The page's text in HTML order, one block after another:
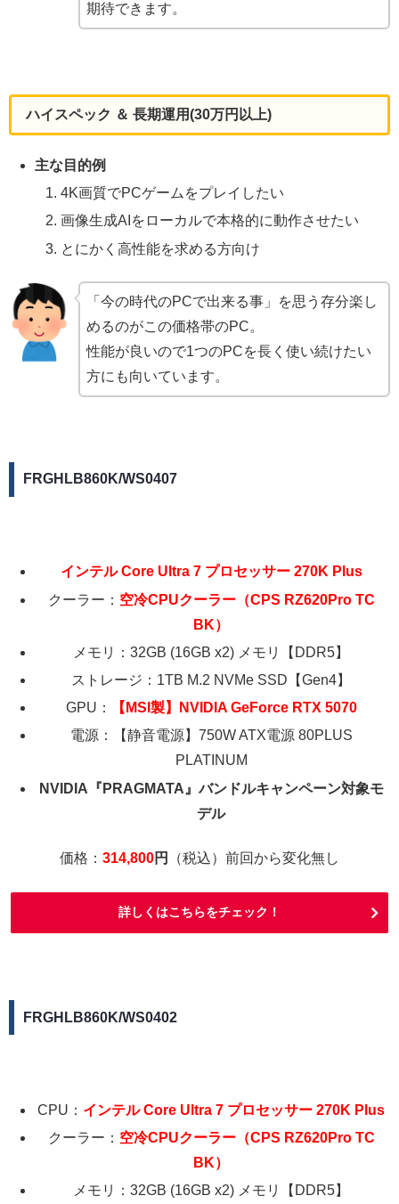
期待できます。
ハイスペック ＆ 長期運用(30万円以上)
主な目的例
4K画質でPCゲームをプレイしたい
画像生成AIをローカルで本格的に動作させたい
とにかく高性能を求める方向け
「今の時代のPCで出来る事」を思う存分楽し
めるのがこの価格帯のPC。
性能が良いので1つのPCを長く使い続けたい
方にも向いています。
FRGHLB860K/WS0407
インテル Core Ultra 7 プロセッサー 270K Plus
クーラー： 空冷CPUクーラー（CPS RZ620Pro TC
BK）
メモリ：32GB (16GB x2) メモリ【DDR5】
ストレージ：1TB M.2 NVMe SSD【Gen4】
GPU：
【MSI製】NVIDIA GeForce RTX 5070
電源：【静音電源】750W ATX電源 80PLUS
PLATINUM
NVIDIA『PRAGMATA』バンドルキャンペーン対象モ
デル
価格： 314,800円 （税込）前回から変化無し
詳しくはこちらをチェック！
FRGHLB860K/WS0402
CPU： インテル Core Ultra 7 プロセッサー 270K Plus
クーラー： 空冷CPUクーラー（CPS RZ620Pro TC
BK）
メモリ：32GB (16GB x2) メモリ【DDR5】